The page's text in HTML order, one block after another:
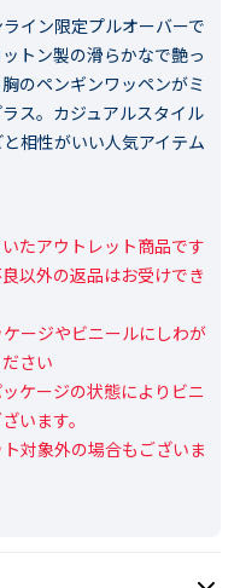
イン限定プルオーバーで
トン製の滑らかなで艶っ
のペンギンワッペンがミ
ス。カジュアルスタイル
相性がいい人気アイテム
たアウトレット商品です
以外の返品はお受けでき
ージやビニールにしわが
さい
ケージの状態によりビニ
います。
対象外の場合もございま